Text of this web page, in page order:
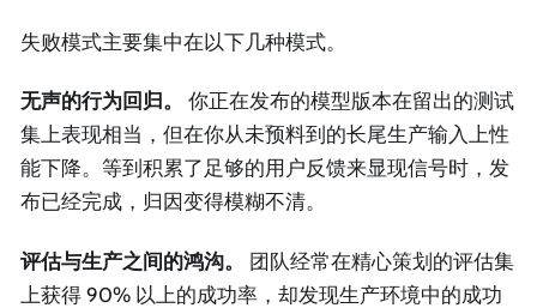
失败模式主要集中在以下几种模式。
无声的行为回归。
你正在发布的模型版本在留出的测试
集上表现相当，但在你从未预料到的长尾生产输入上性
能下降。等到积累了足够的用户反馈来显现信号时，发
布已经完成，归因变得模糊不清。
评估与生产之间的鸿沟。
团队经常在精心策划的评估集
上获得 90% 以上的成功率，却发现生产环境中的成功